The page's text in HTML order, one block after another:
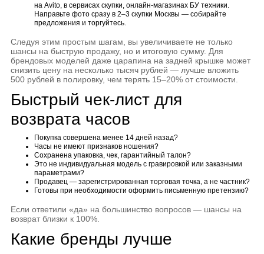
на Avito, в сервисах скупки, онлайн-магазинах БУ техники.
Направьте фото сразу в 2–3 скупки Москвы — собирайте
предложения и торгуйтесь.
Следуя этим простым шагам, вы увеличиваете не только
шансы на быструю продажу, но и итоговую сумму. Для
брендовых моделей даже царапина на задней крышке может
снизить цену на несколько тысяч рублей — лучше вложить
500 рублей в полировку, чем терять 15–20% от стоимости.
Быстрый чек-лист для
возврата часов
Покупка совершена менее 14 дней назад?
Часы не имеют признаков ношения?
Сохранена упаковка, чек, гарантийный талон?
Это не индивидуальная модель с гравировкой или заказными
параметрами?
Продавец — зарегистрированная торговая точка, а не частник?
Готовы при необходимости оформить письменную претензию?
Если ответили «да» на большинство вопросов — шансы на
возврат близки к 100%.
Какие бренды лучше